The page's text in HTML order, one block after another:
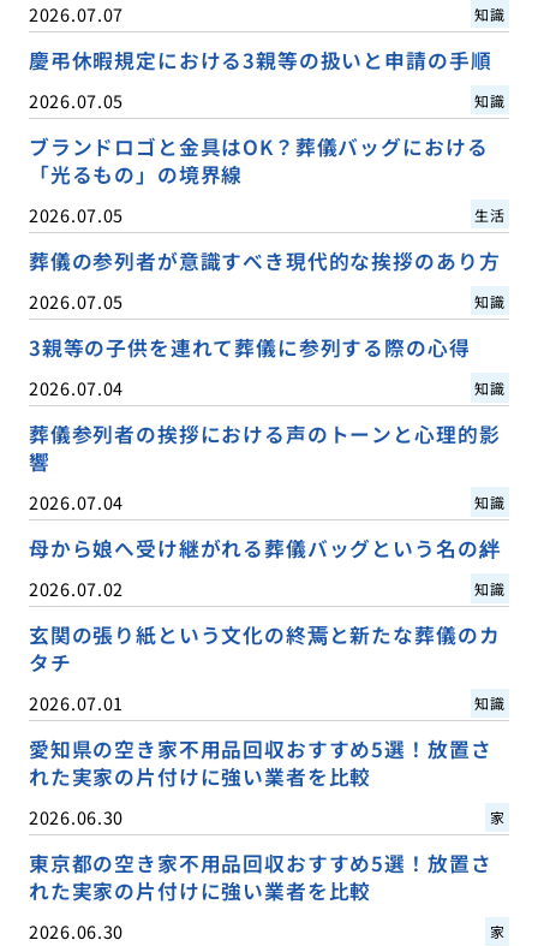
2026.07.07 知識
慶弔休暇規定における3親等の扱いと申請の手順
2026.07.05 知識
ブランドロゴと金具はOK？葬儀バッグにおける
「光るもの」の境界線
2026.07.05 生活
葬儀の参列者が意識すべき現代的な挨拶のあり方
2026.07.05 知識
3親等の子供を連れて葬儀に参列する際の心得
2026.07.04 知識
葬儀参列者の挨拶における声のトーンと心理的影
響
2026.07.04 知識
母から娘へ受け継がれる葬儀バッグという名の絆
2026.07.02 知識
玄関の張り紙という文化の終焉と新たな葬儀のカ
タチ
2026.07.01 知識
愛知県の空き家不用品回収おすすめ5選！放置さ
れた実家の片付けに強い業者を比較
2026.06.30 家
東京都の空き家不用品回収おすすめ5選！放置さ
れた実家の片付けに強い業者を比較
2026.06.30 家